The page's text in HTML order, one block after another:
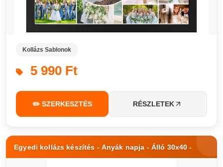
Kollázs Sablonok
5 990 Ft
✏️ SZERKESZTÉS RÉSZLETEK
Egyedi kollázs készítés - Anyák napja - Álló 30x40 -